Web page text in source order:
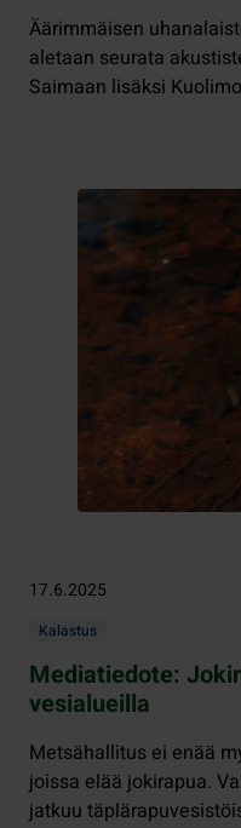
Äärimmäisen
aletaan seurata
Saimaan lisäksi
17.6.2025
Kalastus
Mediatiedote:
vesialueilla
Metsähallitus ei enää
joissa elää jokirapua.
jatkuu